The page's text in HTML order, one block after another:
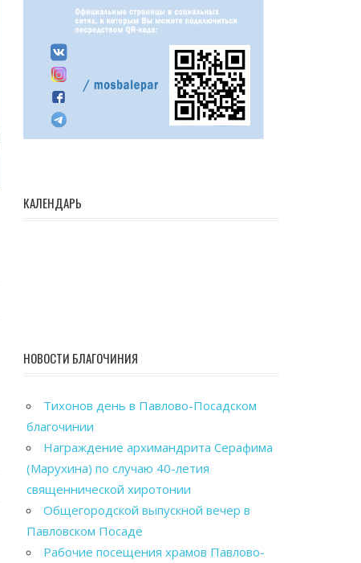
КАЛЕНДАРЬ
НОВОСТИ БЛАГОЧИНИЯ
Тихонов день в Павлово-Посадском
благочинии
Награждение архимандрита Серафима
(Марухина) по случаю 40-летия
священнической хиротонии
Общегородской выпускной вечер в
Павловском Посаде
Рабочие посещения храмов Павлово-